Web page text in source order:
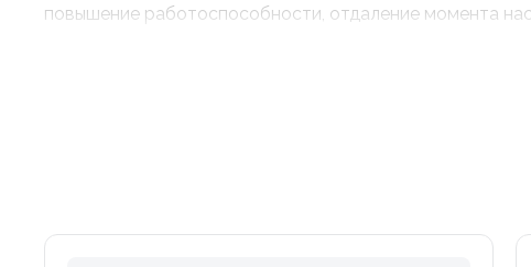
повышение работоспособности, отдаление момента